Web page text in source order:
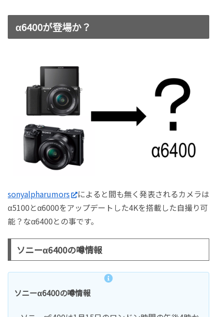
α6400が登場か？
sonyalpharumors
によると間も無く発表されるカメラは
α5100とα6000をアップデートした4Kを搭載した自撮り可
能？なα6400との事です。
ソニーα6400の噂情報
ソニーα6400の噂情報